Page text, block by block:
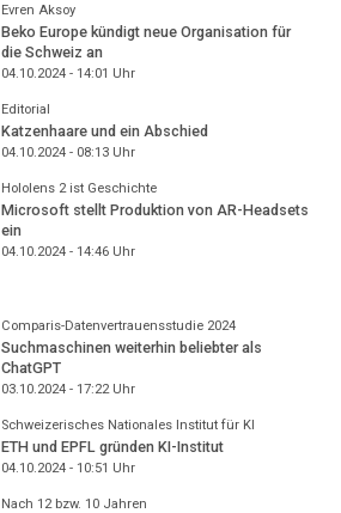
Evren Aksoy
Beko Europe kündigt neue Organisation für
die Schweiz an
04.10.2024 - 14:01 Uhr
Editorial
Katzenhaare und ein Abschied
04.10.2024 - 08:13Uhr
Hololens 2 ist Geschichte
Microsoft stellt Produktion von AR-Headsets
ein
04.10.2024 - 14:46Uhr
Comparis-Datenvertrauensstudie 2024
Suchmaschinen weiterhin beliebter als
ChatGPT
03.10.2024 - 17:22Uhr
Schweizerisches Nationales Institut für KI
ETH und EPFL gründen KI-Institut
04.10.2024 - 10:51 Uhr
Nach 12 bzw. 10 Jahren